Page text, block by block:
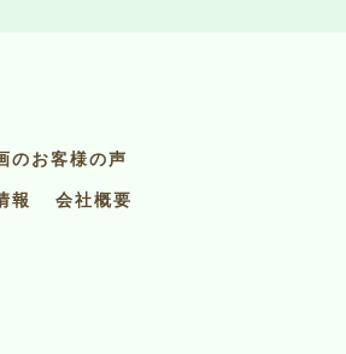
のお客様の声
報 会社概要